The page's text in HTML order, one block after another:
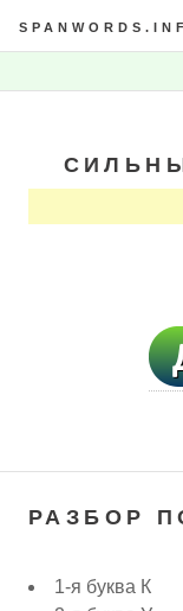
РАЗБОР
1-я буква К